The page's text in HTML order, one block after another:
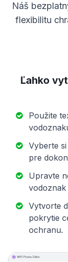
Náš
flexibilitu
Ľahko
Použite
Vyberte
pre
Upravte
vodoznak
Vytvorte
pokrytie
ochranu.